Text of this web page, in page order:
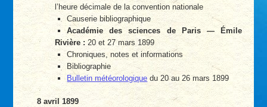
l’heure décimale de la convention nationale
Causerie bibliographique
Académie des sciences de Paris — Émile
Rivière : 20 et 27 mars 1899
Chroniques, notes et informations
Bibliographie
Bulletin météorologique du 20 au 26 mars 1899
8 avril 1899